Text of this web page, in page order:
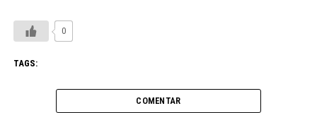
0
TAGS:
COMENTAR